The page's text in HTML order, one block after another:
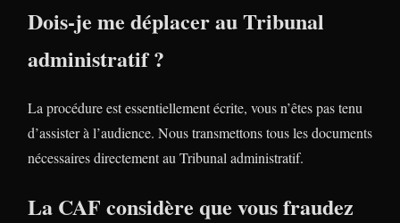
Dois-je me déplacer au Tribunal
administratif ?
La procédure est essentiellement écrite, vous n’êtes pas tenu
d’assister à l’audience. Nous transmettons tous les documents
nécessaires directement au Tribunal administratif.
La CAF considère que vous fraudez